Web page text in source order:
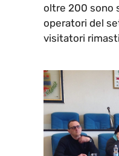
oltre 200 sono
operatori del
visitatori